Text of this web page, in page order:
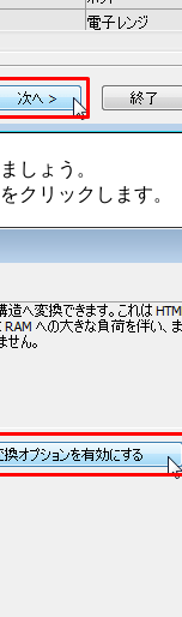
しょう。
クリックします。